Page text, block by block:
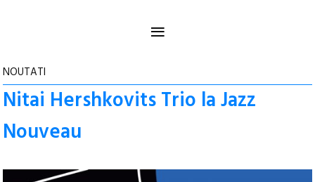
≡
NOUTATI
Nitai Hershkovits Trio la Jazz
Nouveau